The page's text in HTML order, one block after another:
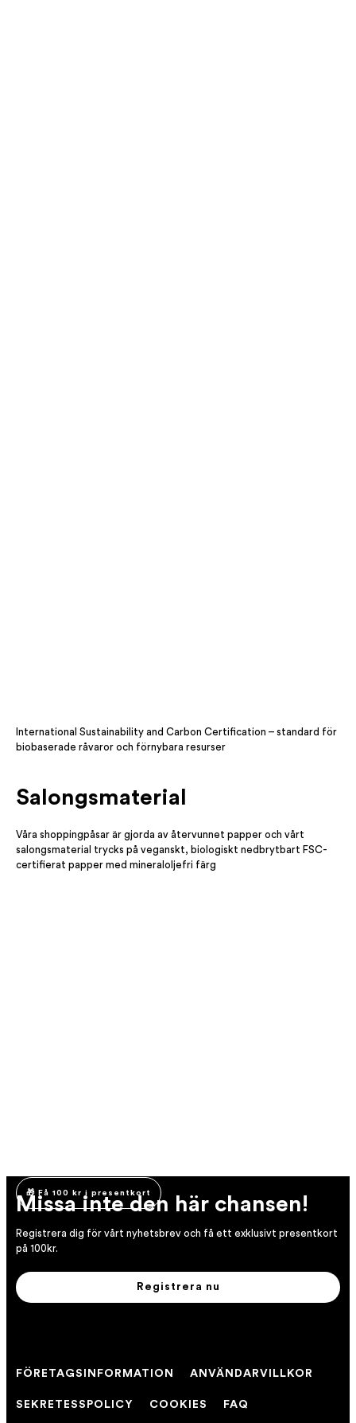
International Sustainability and Carbon Certification – standard för
biobaserade råvaror och förnybara resurser
Salongsmaterial
Våra shoppingpåsar är gjorda av återvunnet papper och vårt
salongsmaterial trycks på veganskt, biologiskt nedbrytbart FSC-
certifierat papper med mineraloljefri färg
🎁 Få 100 kr i presentkort
Missa inte den här chansen!
Registrera dig för vårt nyhetsbrev och få ett exklusivt presentkort
på 100kr.
Registrera nu
FÖRETAGSINFORMATION ANVÄNDARVILLKOR
SEKRETESSPOLICY COOKIES FAQ